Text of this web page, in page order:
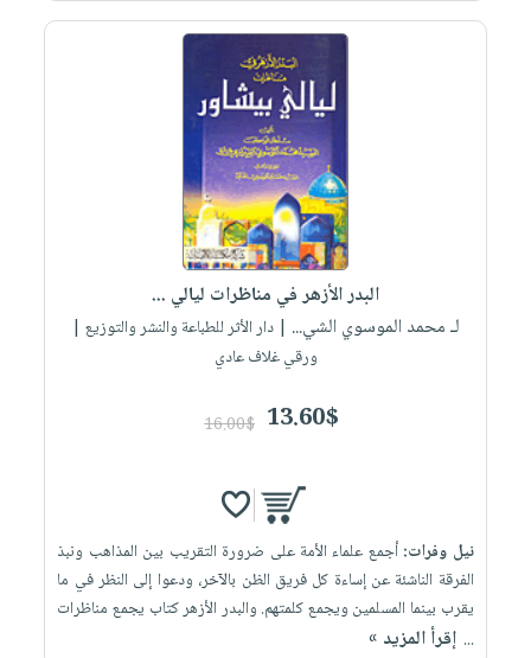
البدر الأزهر في مناظرات ليالي ...
لـ محمد الموسوي الشي... | دار الأثر للطباعة والنشر والتوزيع |
ورقي غلاف عادي
13.60$
16.00$
نيل وفرات:أجمع علماء الأمة على ضرورة التقريب بين المذاهب ونبذ
الفرقة الناشئة عن إساءة كل فريق الظن بالآخر، ودعوا إلى النظر في ما
يقرب بينما المسلمين ويجمع كلمتهم. والبدر الأزهر كتاب يجمع مناظرات
... إقرأ المزيد »